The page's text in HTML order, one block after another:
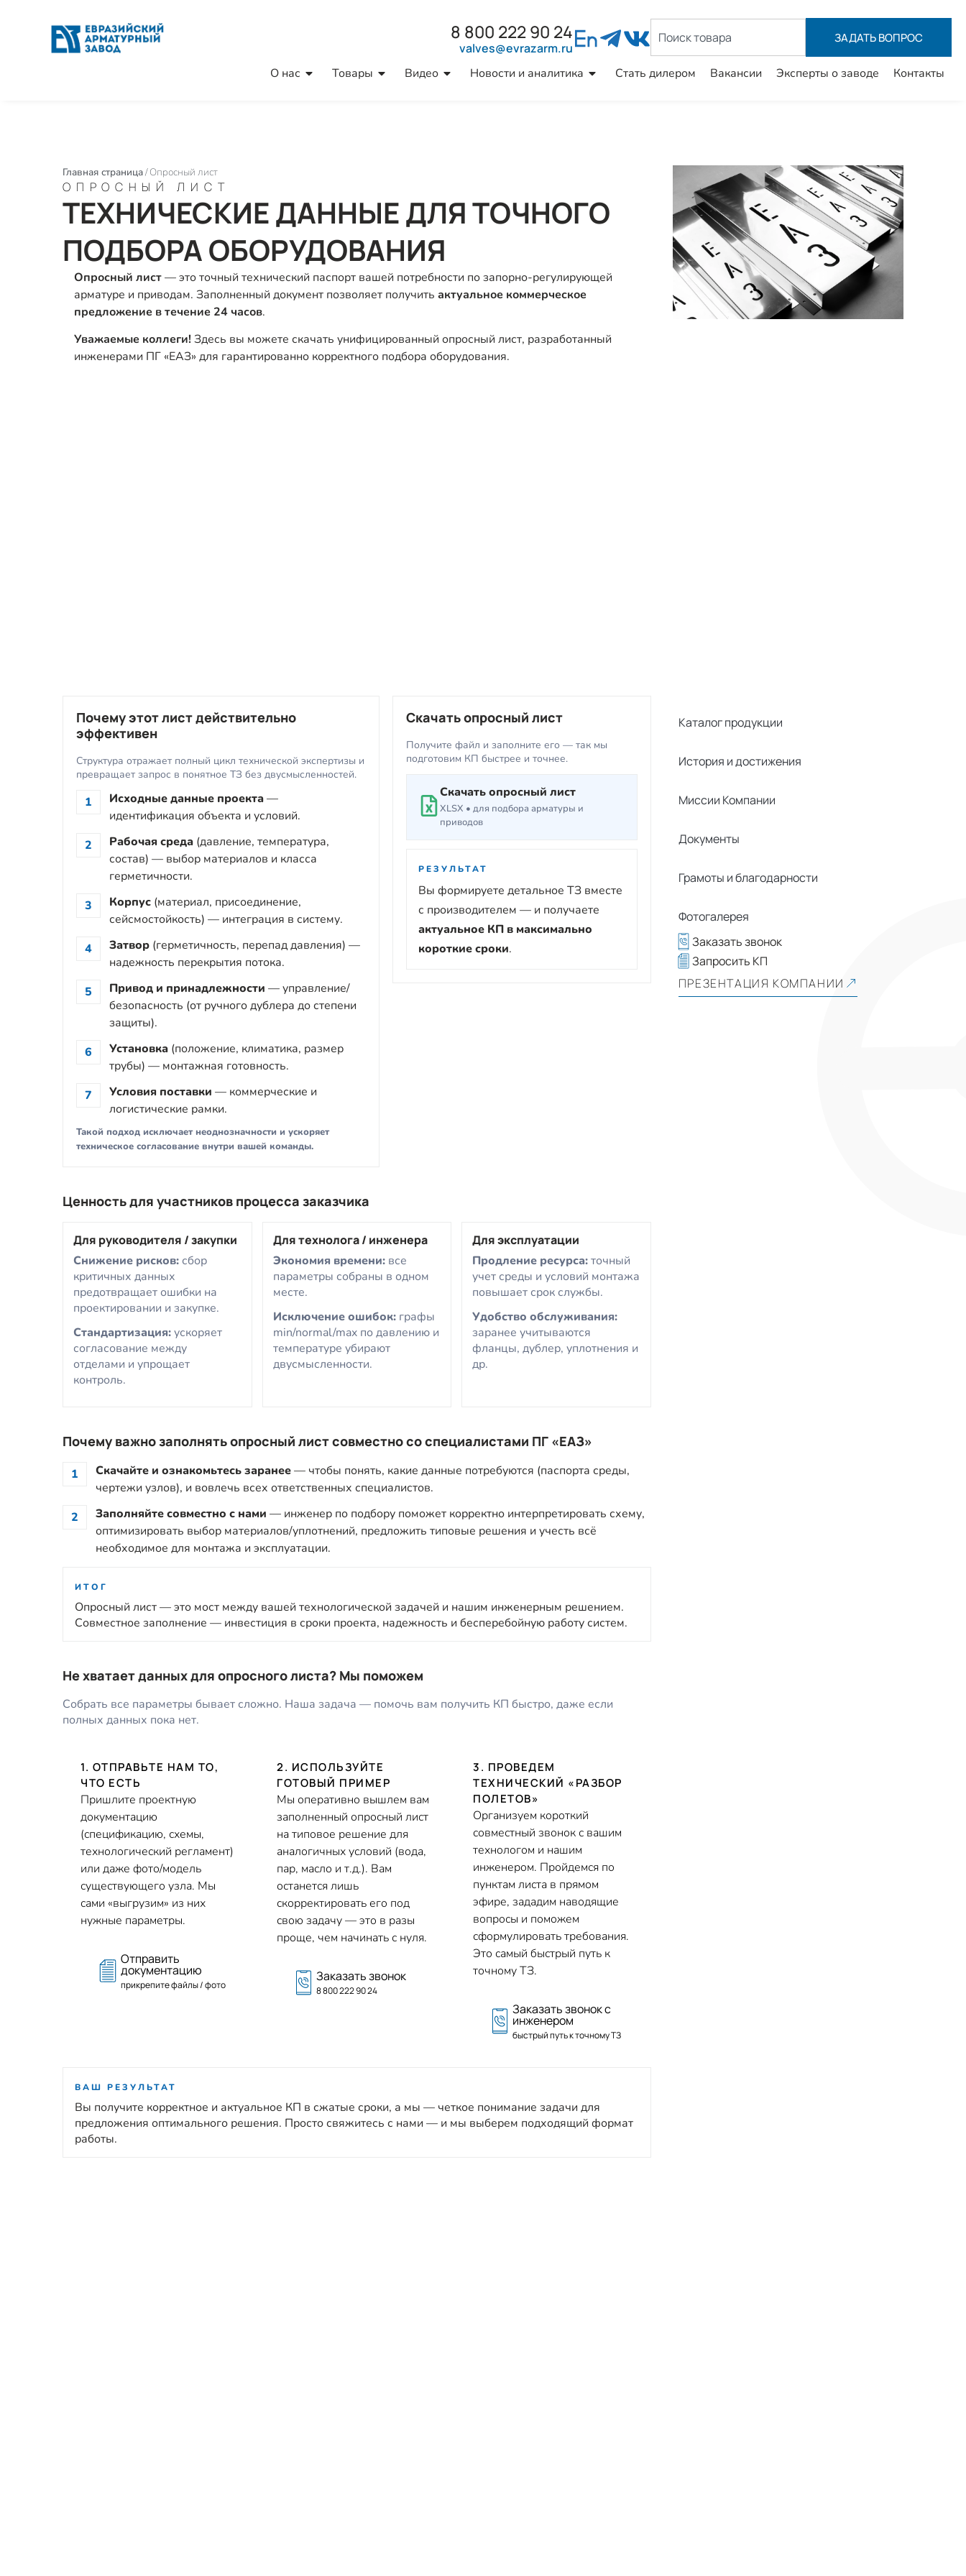
8 800 222 90 24
valves@evrazarm.ru
ЗАДАТЬ ВОПРОC
О нас Товары Видео Новости и аналитика Стать дилером Вакансии Эксперты о заводе Контакты
Главная страница/Опросный лист
ОПРОСНЫЙ ЛИСТ
ТЕХНИЧЕСКИЕ ДАННЫЕ ДЛЯ ТОЧНОГО
ПОДБОРА ОБОРУДОВАНИЯ​
Опросный лист— это точный технический паспорт вашей потребности по запорно-регулирующей
арматуре и приводам. Заполненный документ позволяет получитьактуальное коммерческое
предложение в течение 24 часов.
Уважаемые коллеги! Здесь вы можете скачать унифицированный опросный лист, разработанный
инженерами ПГ «ЕАЗ» для гарантированно корректного подбора оборудования.
Почему этот лист действительно
эффективен
Структура отражает полный цикл технической экспертизы и
превращает запрос в понятное ТЗ без двусмысленностей.
1 Исходные данные проекта—
идентификация объекта и условий.
2
Рабочая среда (давление, температура,
состав) — выбор материалов и класса
герметичности.
3
Корпус (материал, присоединение,
сейсмостойкость) — интеграция в систему.
4
Затвор (герметичность, перепад давления) —
надежность перекрытия потока.
5
Привод и принадлежности — управление/
безопасность (от ручного дублера до степени
защиты).
6
Установка (положение, климатика, размер
трубы) — монтажная готовность.
7
Условия поставки — коммерческие и
логистические рамки.
Такой подход исключает неоднозначности и ускоряет
техническое согласование внутри вашей команды.
Скачать опросный лист
Получите файл и заполните его — так мы
подготовим КП быстрее и точнее.
Скачать опросный лист
XLSX • для подбора арматуры и
приводов
РЕЗУЛЬТАТ
Вы формируете детальное ТЗ вместе
с производителем — и получаете
актуальное КП в максимально
короткие сроки.
Ценность для участников процесса заказчика
Для руководителя / закупки
Снижение рисков: сбор
критичных данных
предотвращает ошибки на
проектировании и закупке.
Стандартизация:ускоряет
согласование между
отделами и упрощает
контроль.
Для технолога / инженера
Экономия времени:все
параметры собраны в одном
месте.
Исключение ошибок:графы
min/normal/max по давлению и
температуре убирают
двусмысленности.
Для эксплуатации
Продление ресурса:точный
учет среды и условий монтажа
повышает срок службы.
Удобство обслуживания:
заранее учитываются
фланцы, дублер, уплотнения и
др.
Почему важно заполнять опросный лист совместно со специалистами ПГ «ЕАЗ»
1 Скачайте и ознакомьтесь заранее— чтобы понять, какие данные потребуются (паспорта среды,
чертежи узлов), и вовлечь всех ответственных специалистов.
2
Заполняйте совместно с нами — инженер по подбору поможет корректно интерпретировать схему,
оптимизировать выбор материалов/уплотнений, предложить типовые решения и учесть всё
необходимое для монтажа и эксплуатации.
ИТОГ
Опросный лист — это мост между вашей технологической задачей и нашим инженерным решением.
Совместное заполнение — инвестиция в сроки проекта, надежность и бесперебойную работу систем.
Не хватает данных для опросного листа? Мы поможем
Собрать все параметры бывает сложно. Наша задача — помочь вам получить КП быстро, даже если
полных данных пока нет.
1. ОТПРАВЬТЕ НАМ ТО,
ЧТО ЕСТЬ
Пришлите проектную
документацию
(спецификацию, схемы,
технологический регламент)
или даже фото/модель
существующего узла. Мы
сами «выгрузим» из них
нужные параметры.
Отправить
документацию
прикрепите файлы / фото
2. ИСПОЛЬЗУЙТЕ
ГОТОВЫЙ ПРИМЕР
Мы оперативно вышлем вам
заполненный опросный лист
на типовое решение для
аналогичных условий (вода,
пар, масло и т.д.). Вам
останется лишь
скорректировать его под
свою задачу — это в разы
проще, чем начинать с нуля.
Заказать звонок
8 800 222 90 24
3. ПРОВЕДЕМ
ТЕХНИЧЕСКИЙ «РАЗБОР
ПОЛЕТОВ»
Организуем короткий
совместный звонок с вашим
технологом и нашим
инженером. Пройдемся по
пунктам листа в прямом
эфире, зададим наводящие
вопросы и поможем
сформулировать требования.
Это самый быстрый путь к
точному ТЗ.
Заказать звонок с
инженером
быстрый путь к точному ТЗ
ВАШ РЕЗУЛЬТАТ
Вы получите корректное и актуальное КП в сжатые сроки, а мы — четкое понимание задачи для
предложения оптимального решения. Просто свяжитесь с нами — и мы выберем подходящий формат
работы.
Каталог продукции
История и достижения
Миссии Компании
Документы
Грамоты и благодарности
Фотогалерея
Заказать звонок
Запросить КП
ПРЕЗЕНТАЦИЯ КОМПАНИИ